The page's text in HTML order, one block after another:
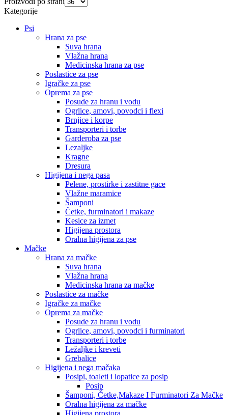
Kategorije
Psi
Hrana za pse
Suva hrana
Vlažna hrana
Medicinska hrana za pse
Poslastice za pse
Igračke za pse
Oprema za pse
Posude za hranu i vodu
Ogrlice, amovi, povodci i flexi
Brnjice i korpe
Transporteri i torbe
Garderoba za pse
Lezaljke
Kragne
Dresura
Higijena i nega pasa
Pelene, prostirke i zastitne gace
Vlažne maramice
Šamponi
Četke, furminatori i makaze
Kesice za izmet
Higijena prostora
Oralna higijena za pse
Mačke
Hrana za mačke
Suva hrana
Vlažna hrana
Medicinska hrana za mačke
Poslastice za mačke
Igračke za mačke
Oprema za mačke
Posude za hranu i vodu
Ogrlice, amovi, povodci i furminatori
Transporteri i torbe
Ležaljke i kreveti
Grebalice
Higijena i nega mačaka
Posipi, toaleti i lopatice za posip
Posip
Šamponi, Četke,Makaze I Furminatori Za Mačke
Oralna higijena za mačke
Higijena prostora